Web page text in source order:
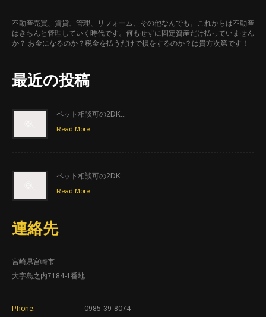
不動産売買、賃貸、管理、リフォーム、その他なんでも。これからは不動産
はきちんと管理していく時代です。何もせずに固定資産だけ払っていません
か？ お金になるのか？税金を払うだけで損をするのか？は貴方次第です！
最近の投稿
ペット相談可の2DK...
Read More
ペット相談可の2DK...
Read More
連絡先
宮崎県宮崎市
大字島之内7184-1番地
Phone: 0985-39-8074